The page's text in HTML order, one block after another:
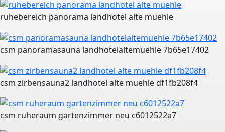
ruhebereich panorama landhotel alte muehle
csm panoramasauna landhotelaltemuehle 7b65e17402
csm zirbensauna2 landhotel alte muehle df1fb208f4
csm ruheraum gartenzimmer neu c6012522a7